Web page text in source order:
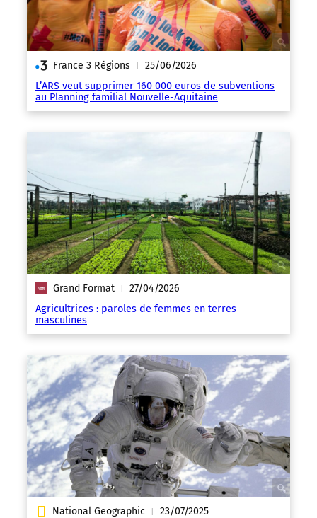
France 3 Régions | 25/06/2026
L’ARS veut supprimer 160 000 euros de subventions
au Planning familial Nouvelle-Aquitaine
Grand Format | 27/04/2026
Agricultrices : paroles de femmes en terres
masculines
National Geographic | 23/07/2025